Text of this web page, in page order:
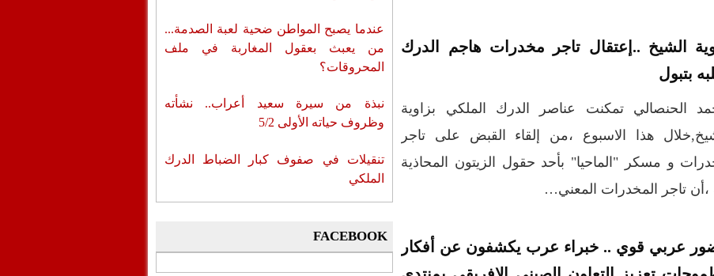
الشيخ ..إعتقال تاجر مخدرات هاجم الدرك
بتبول
الحنصالي تمكنت عناصر الدرك الملكي بزاوية
هذا الاسبوع ،من إلقاء القبض على تاجر
و مسكر "الماحيا" بأحد حقول الزيتون المحاذية
تاجر المخدرات المعني…
عربي قوي .. خبراء عرب يكشفون عن أفكار
عندما يصبح المواطن ضحية لعبة الصدمة...
من يعبث بعقول المغاربة في ملف
المحروقات؟
نبذة من سيرة سعيد أعراب.. نشأته
وظروف حياته الأولى 5/2
تنقيلات في صفوف كبار الضباط الدرك
الملكي
FACEBOOK